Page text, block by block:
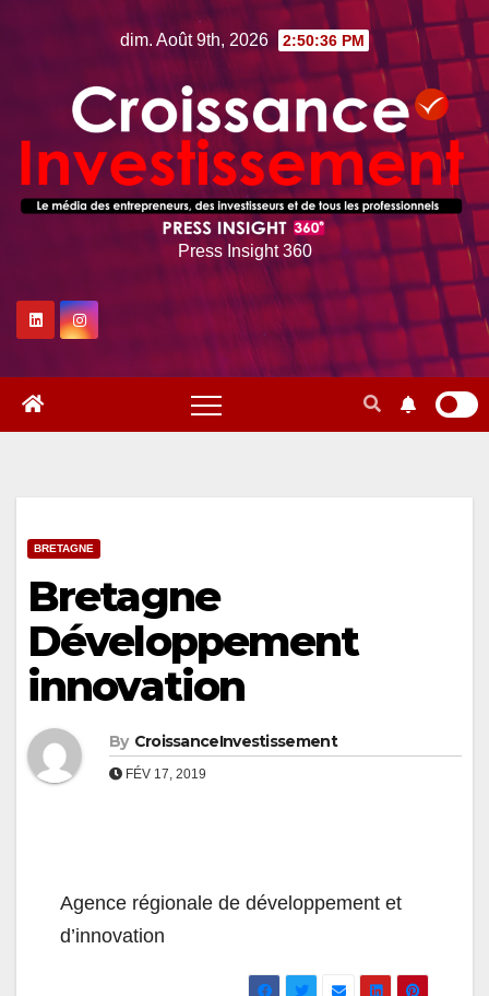
dim. Août 9th, 2026 2:50:37 PM
Press Insight 360
BRETAGNE
Bretagne
Développement
innovation
By CroissanceInvestissement
FÉV 17, 2019
Agence régionale de développement et
d’innovation